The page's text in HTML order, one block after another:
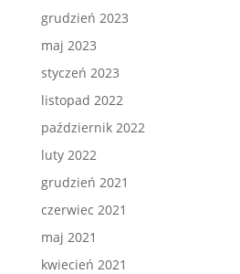
grudzień 2023
maj 2023
styczeń 2023
listopad 2022
październik 2022
luty 2022
grudzień 2021
czerwiec 2021
maj 2021
kwiecień 2021